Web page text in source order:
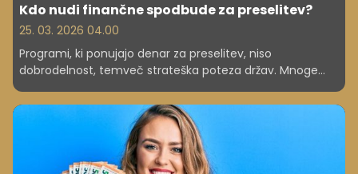
Kdo nudi finančne spodbude za preselitev?
25. 03. 2026 04.00
Programi, ki ponujajo denar za preselitev, niso
dobrodelnost, temveč strateška poteza držav. Mnoge
regije, zlasti podeželske, se soočajo z upadanjem in
staranjem prebivalstva. Države s temi programi želijo
obrniti trend depopulacije.